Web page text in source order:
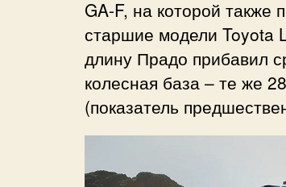
GA-F, на которой также
старшие модели Toyota
длину Прадо прибавил
колесная база – те же
(показатель